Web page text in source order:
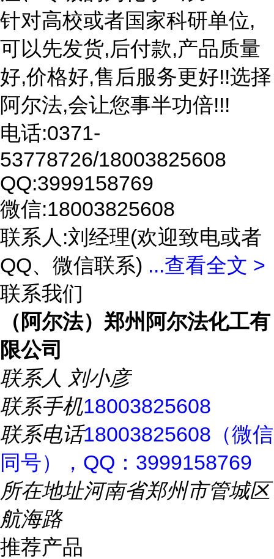
针对高校或者国家科研单位,
可以先发货,后付款,产品质量
好,价格好,售后服务更好!!选择
阿尔法,会让您事半功倍!!!
电话:0371-
53778726/18003825608
QQ:3999158769
微信:18003825608
联系人:刘经理(欢迎致电或者
QQ、微信联系) ...查看全文 >
联系我们
（阿尔法）郑州阿尔法化工有
限公司
联系人 刘小彦
联系手机18003825608
联系电话18003825608（微信
同号），QQ：3999158769
所在地址河南省郑州市管城区
航海路
推荐产品